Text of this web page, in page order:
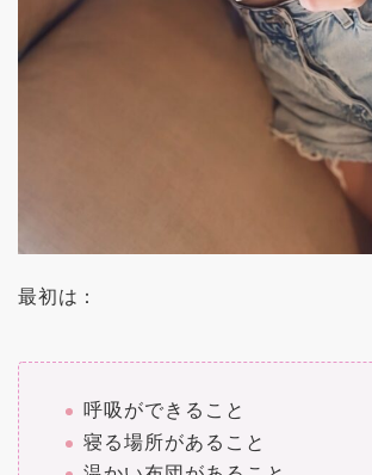
最初は：
呼吸ができること
寝る場所があること